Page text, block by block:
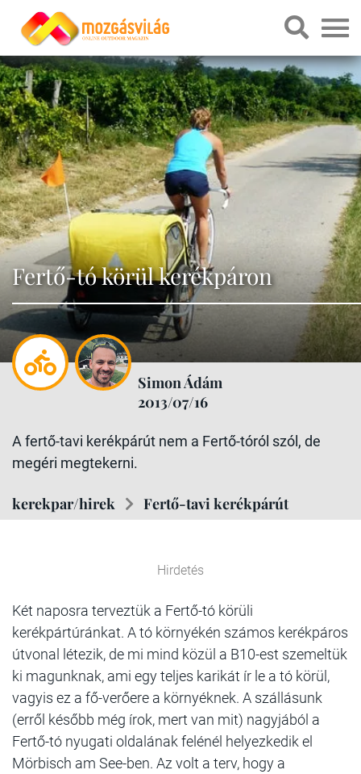
Fertő-tó körül kerékpáron
Simon Ádám
2013/07/16
A fertő-tavi kerékpárút nem a Fertő-tóról szól, de
megéri megtekerni.
kerekpar/hirek Fertő-tavi kerékpárút
Hirdetés
Két naposra terveztük a Fertő-tó körüli
kerékpártúránkat. A tó környékén számos kerékpáros
útvonal létezik, de mi mind közül a B10-est szemeltük
ki magunknak, ami egy teljes karikát ír le a tó körül,
vagyis ez a fő-verőere a környéknek. A szállásunk
(erről később még írok, mert van mit) nagyjából a
Fertő-tó nyugati oldalának felénél helyezkedik el
Mörbisch am See-ben. Az volt a terv, hogy a